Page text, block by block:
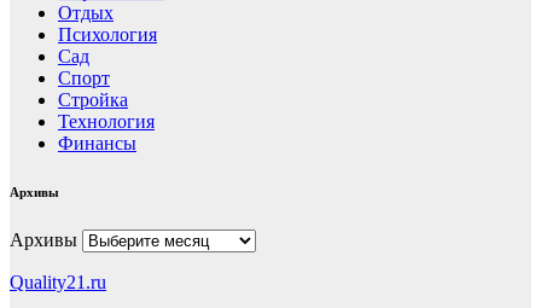
Отдых
Психология
Сад
Спорт
Стройка
Технология
Финансы
Архивы
Архивы
Quality21.ru